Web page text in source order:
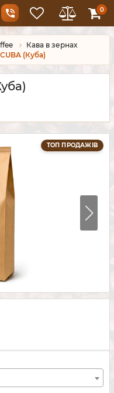
0
Кава в зернах
(Куба)
ТОП ПРОДАЖІВ